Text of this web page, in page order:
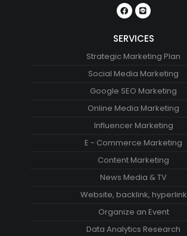
SERVICES
Strategic Marketing Plan
Social Media Marketing
Google SEO Marketing
Online Media Marketing
Influencer Marketing
E - Commerce Marketing
Content Marketing
News Media & TV
Website, backlink, hyperlink
Organize an Event
Data Analytics Research